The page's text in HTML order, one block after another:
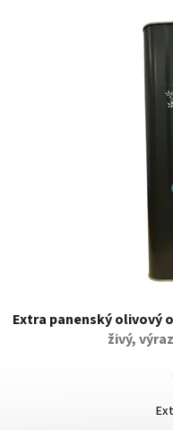
Extra panenský olivový
živý,